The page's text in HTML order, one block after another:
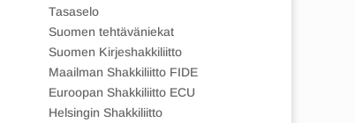
Tasaselo
Suomen tehtäväniekat
Suomen Kirjeshakkiliitto
Maailman Shakkiliitto FIDE
Euroopan Shakkiliitto ECU
Helsingin Shakkiliitto